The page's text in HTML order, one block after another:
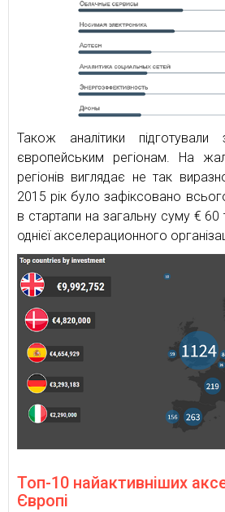
Також аналітики
європейським регіонам. На
регіонів виглядає не так
2015 рік було зафіксовано
в стартапи на загальну суму €
однієї акселерационного
Топ-10 найактивніших
Європі